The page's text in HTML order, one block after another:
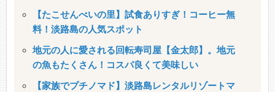
【たこせんべいの里】試食ありすぎ！コーヒー無
料！淡路島の人気スポット
地元の人に愛される回転寿司屋【金太郎】。地元
の魚もたくさん！コスパ良くて美味しい
【家族でプチノマド】淡路島レンタルリゾートマ